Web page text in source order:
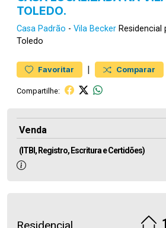
TOLEDO.
Casa Padrão - Vila Becker Residencial
Toledo
Favoritar | Comparar
Compartilhe:
Venda
(ITBI, Registro, Escritura e Certidões)
Residencial